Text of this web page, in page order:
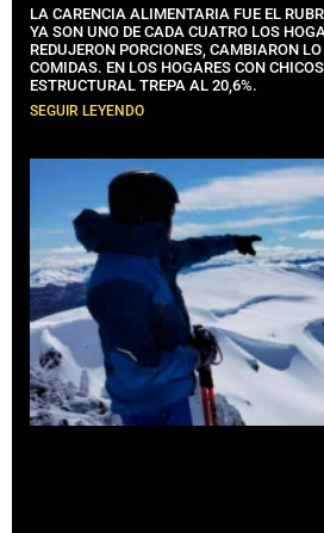
LA CARENCIA ALIMENTARIA FUE EL
YA SON UNO DE CADA CUATRO LOS
REDUJERON PORCIONES, CAMBIARON
COMIDAS. EN LOS HOGARES CON
ESTRUCTURAL TREPA AL 20,6%.
SEGUIR LEYENDO